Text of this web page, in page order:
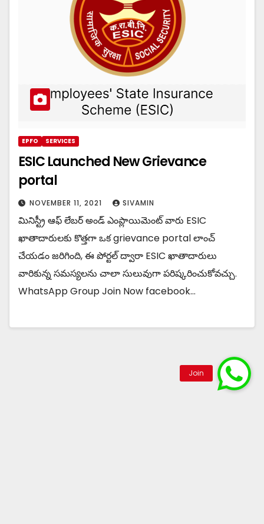
EPFO SERVICES
ESIC Launched New Grievance
portal
NOVEMBER 11, 2021 SIVAMIN
మినిస్ట్రీ ఆఫ్ లేబర్ అండ్ ఎంప్లాయిమెంట్ వారు ESIC
ఖాతాదారులకు కొత్తగా ఒక grievance portal లాంచ్
చేయడం జరిగింది, ఈ పోర్టల్ ద్వారా ESIC ఖాతాదారులు
వారికున్న సమస్యలను చాలా సులువుగా పరిష్కరించుకోవచ్చు.
WhatsApp Group Join Now facebook…